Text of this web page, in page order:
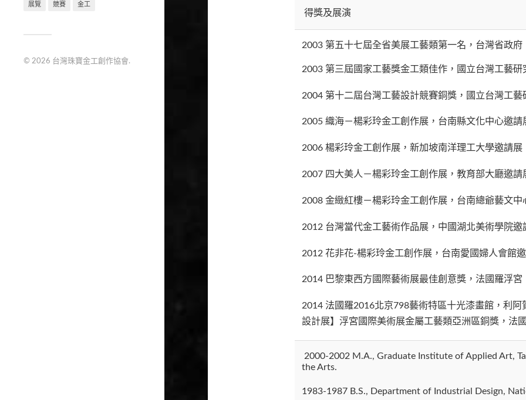
展覽 競賽 金工
© 2026 台灣珠寶金工創作協會.
得獎及展演
2003 第五十七屆全省美展工藝類第一名，台灣省政府
2003 第三屆國家工藝獎金工類佳作，國立台灣工藝研
2004 第十二屆台灣工藝設計競賽銅獎，國立台灣工藝
2005 織海－楊彩玲金工創作展，台南縣文化中心邀請
2006 楊彩玲金工創作展，新加坡南洋理工大學邀請展
2007 四大美人－楊彩玲金工創作展，教育部大廳邀請
2008 金緻紅樓－楊彩玲金工創作展，台南總爺藝文中
2012 台灣當代金工藝術作品展，中國湖北美術學院邀
2012 花非花-楊彩玲金工創作展，台南愛國婦人會館
2014 巴黎東西方國際藝術展最佳創意獎，法國羅浮宮
2014 法國羅2016北京798藝術特區十光漆畫館，利
設計展】浮宮國際美術展金屬工藝類亞洲區銅獎，法
2000-2002 M.A., Graduate Institute of Applied Art,
the Arts.
1983-1987 B.S., Department of Industrial Design,